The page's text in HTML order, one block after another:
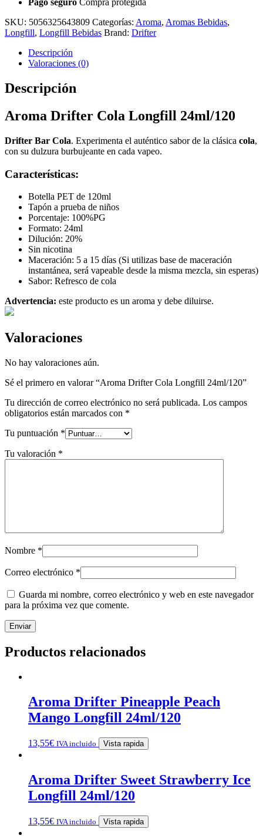
Pago seguro Compra protegida
SKU: 5056325643809 Categorías: Aroma, Aromas Bebidas,
Longfill, Longfill Bebidas Brand: Drifter
Descripción
Valoraciones (0)
Descripción
Aroma Drifter Cola Longfill 24ml/120
Drifter Bar Cola. Experimenta el auténtico sabor de la clásica cola,
con su dulzura burbujeante en cada vapeo.
Características:
Botella PET de 120ml
Tapón a prueba de niños
Porcentaje: 100%PG
Formato: 24ml
Dilución: 20%
Sin nicotina
Maceración: 5 a 15 días (Si utilizas base de maceración
instantánea, será vapeable desde la misma mezcla, sin esperas)
Sabor: Refresco de cola
Advertencia: este producto es un aroma y debe diluirse.
Valoraciones
No hay valoraciones aún.
Sé el primero en valorar “Aroma Drifter Cola Longfill 24ml/120”
Tu dirección de correo electrónico no será publicada. Los campos
obligatorios están marcados con *
Tu puntuación *
Tu valoración *
Nombre *
Correo electrónico *
Guarda mi nombre, correo electrónico y web en este navegador
para la próxima vez que comente.
Productos relacionados
Aroma Drifter Pineapple Peach
Mango Longfill 24ml/120
13,55€ IVA incluido Vista rapida
Aroma Drifter Sweet Strawberry Ice
Longfill 24ml/120
13,55€ IVA incluido Vista rapida